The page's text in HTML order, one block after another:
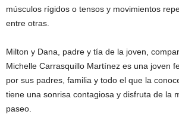
músculos rígidos o tensos y movimientos
entre otras.
Milton y Dana, padre y tía de la joven,
Michelle Carrasquillo Martínez es una joven
por sus padres, familia y todo el que la
tiene una sonrisa contagiosa y disfruta de la
paseo.